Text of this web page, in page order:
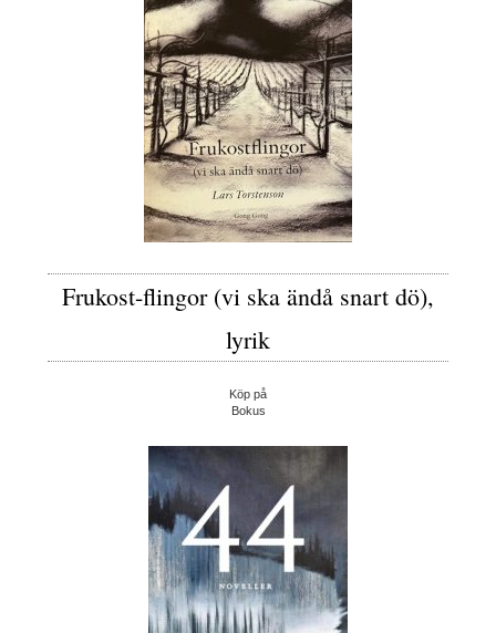
Frukost-flingor (vi ska ändå snart dö),
lyrik
Köp på
Bokus